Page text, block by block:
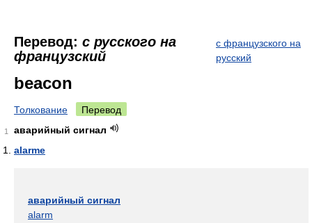
Перевод: с русского на
французский
с французского на
русский
beacon
Толкование Перевод
1
аварийный сигнал
alarme
аварийный сигнал
alarm